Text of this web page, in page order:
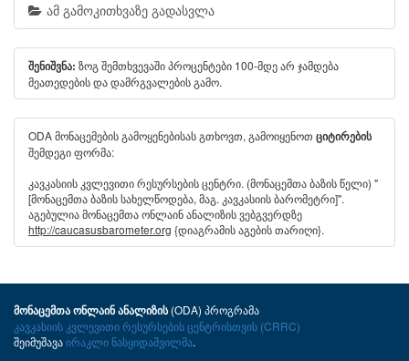
ამ გამოკითხვაზე გადასვლა
შენიშვნა: ზოგ შემთხვევაში პროცენტები 100-მდე არ ჯამდება
მეათედების და დამრგვალების გამო.
ODA მონაცემების გამოყენებისას გთხოვთ, გამოიყენოთ ციტირების
შემდეგი ფორმა:
კავკასიის კვლევითი რესურსების ცენტრი. (მონაცემთა ბაზის წელი) "
[მონაცემთა ბაზის სახელწოდება, მაგ. კავკასიის ბარომეტრი]".
აგებულია მონაცემთა ონლაინ ანალიზის ვებგვერდზე
http://caucasusbarometer.org {დიაგრამის აგების თარიღი}.
მონაცემთა ონლაინ ანალიზის(ODA) პროგრამა
კავკასიის კვლევითი რესურსების ცენტრისთვის (CRRC)
შეიმუშავაირაკლი ნასყიდაშვილმა.